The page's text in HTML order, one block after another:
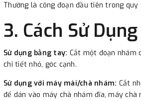
Thường là công đoạn đầu tiên trong
3. Cách Sử
Sử dụng bằng tay: Cắt một đoạn nhám
chi tiết nhỏ, góc cạnh.
Sử dụng với máy mài/chà nhám: Cắt
để dán vào máy chà nhám đĩa, máy chà